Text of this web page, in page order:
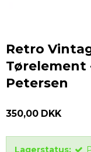
Retro
Tørelement
Petersen
350,00 DKK
Lagerstatus: